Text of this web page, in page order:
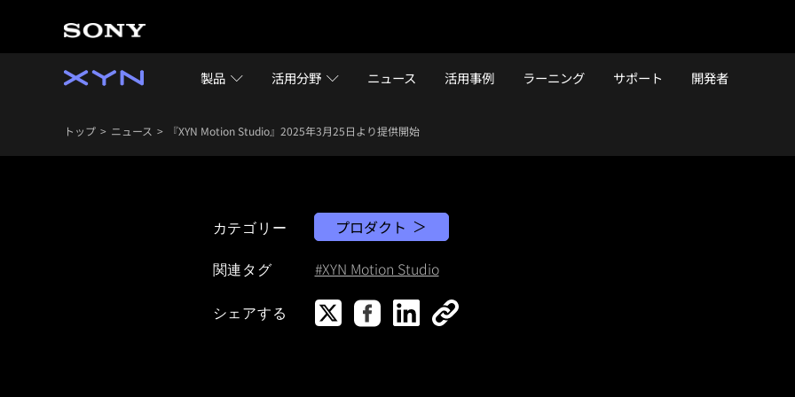
製品 活用分野 ニュース 活用事例 ラーニング サポート 開発者
トップ ニュース 『XYN Motion Studio』2025年3月25日より提供開始
カテゴリー プロダクト
関連タグ #XYN Motion Studio
シェアする